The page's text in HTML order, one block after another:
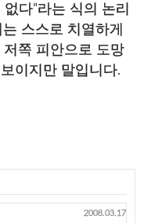
다"라는 식의 논리
스스로 치열하게
쪽 피안으로 도망
이지만 말입니다.
2008.03.17